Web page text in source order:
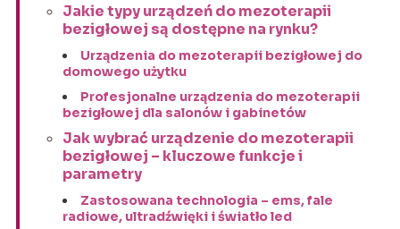
Jakie typy urządzeń do mezoterapii
bezigłowej są dostępne na rynku?
Urządzenia do mezoterapii bezigłowej do
domowego użytku
Profesjonalne urządzenia do mezoterapii
bezigłowej dla salonów i gabinetów
Jak wybrać urządzenie do mezoterapii
bezigłowej – kluczowe funkcje i
parametry
Zastosowana technologia – ems, fale
radiowe, ultradźwięki i światło led